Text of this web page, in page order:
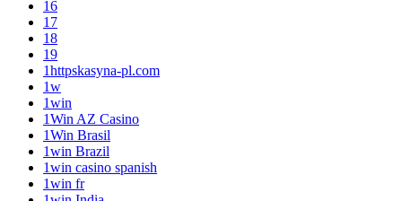
16
17
18
19
1httpskasyna-pl.com
1w
1win
1Win AZ Casino
1Win Brasil
1win Brazil
1win casino spanish
1win fr